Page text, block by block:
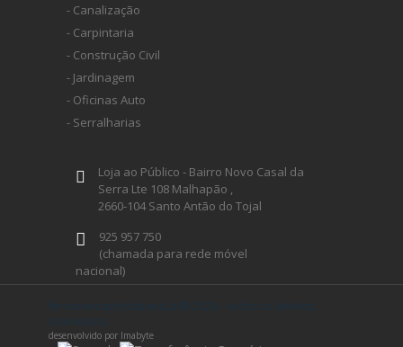
- Canalização
- Carpintaria
- Construção Civil
- Jardinagem
- Oficinas Auto
- Serralharias
Loja ao Público - Bairro Novo Casal da
Serra Lte 108 Malhapão ,
2660-104 Santo Antão do Tojal
925 957 750
(chamada para rede móvel
nacional)
geral@ferramentaprofissional.pt
ferramentaprofissional.pt® 2026 - todos os direitos
reservados
desenvolvido por Imabyte